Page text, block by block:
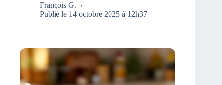
François G.
Publié le 14 octobre 2025 à 12h37